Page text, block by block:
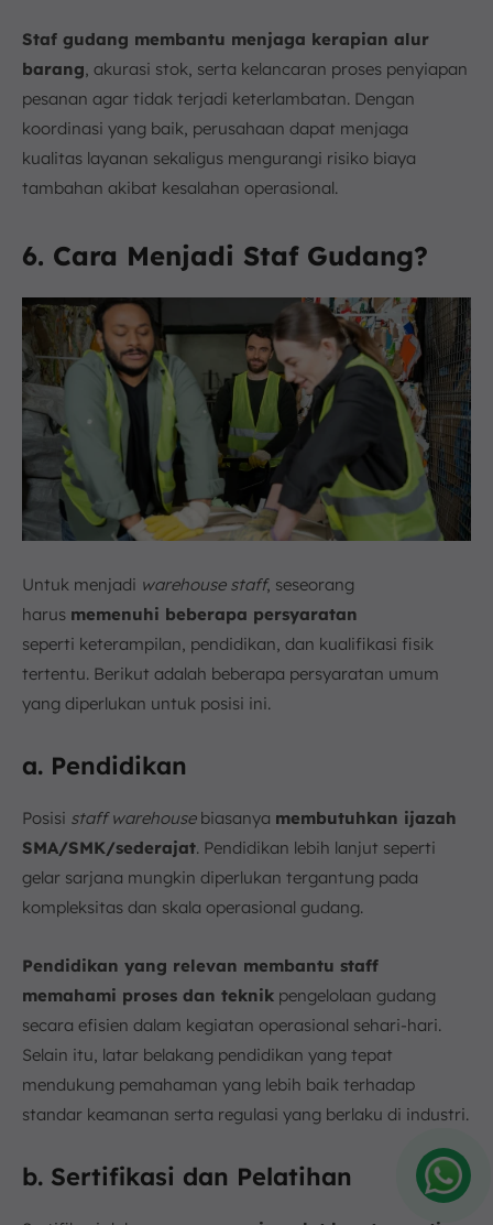
Staf gudang membantu menjaga kerapian alur
barang , akurasi stok, serta kelancaran proses penyiapan
pesanan agar tidak terjadi keterlambatan. Dengan
koordinasi yang baik, perusahaan dapat menjaga
kualitas layanan sekaligus mengurangi risiko biaya
tambahan akibat kesalahan operasional.
6. Cara Menjadi Staf Gudang?
Untuk menjadi warehouse staff, seseorang
harus memenuhi beberapa persyaratan
seperti keterampilan, pendidikan, dan kualifikasi fisik
tertentu. Berikut adalah beberapa persyaratan umum
yang diperlukan untuk posisi ini.
a. Pendidikan
Posisi staff warehousebiasanya membutuhkan ijazah
SMA/SMK/sederajat. Pendidikan lebih lanjut seperti
gelar sarjana mungkin diperlukan tergantung pada
kompleksitas dan skala operasional gudang.
Pendidikan yang relevan membantu staff
memahami proses dan teknik pengelolaan gudang
secara efisien dalam kegiatan operasional sehari-hari.
Selain itu, latar belakang pendidikan yang tepat
mendukung pemahaman yang lebih baik terhadap
standar keamanan serta regulasi yang berlaku di industri.
b. Sertifikasi dan Pelatihan